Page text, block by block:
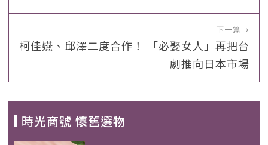
下一篇→
柯佳嬿、邱澤二度合作！ 「必娶女人」再把台
劇推向日本市場
時光商號 懷舊選物